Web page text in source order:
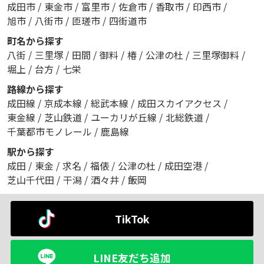
成田市 / 東金市 / 富里市 / 佐倉市 / 香取市 / 印西市 /
旭市 / 八街市 / 匝瑳市 / 四街道市
町名から探す
八街 / 三里塚 / 田間 / 御料 / 椿 / 公津の杜 / 三里塚御料 /
堀上 / 台方 / 七栄
路線から探す
成田線 / 京成本線 / 総武本線 / 成田スカイアクセス /
東金線 / 芝山鉄道 / ユーカリが丘線 / 北総鉄道 /
千葉都市モノレール / 鹿島線
駅から探す
成田 / 東金 / 求名 / 福俵 / 公津の杜 / 成田空港 /
芝山千代田 / 干潟 / 酒々井 / 飯岡
TikTok
LINE友だち追加